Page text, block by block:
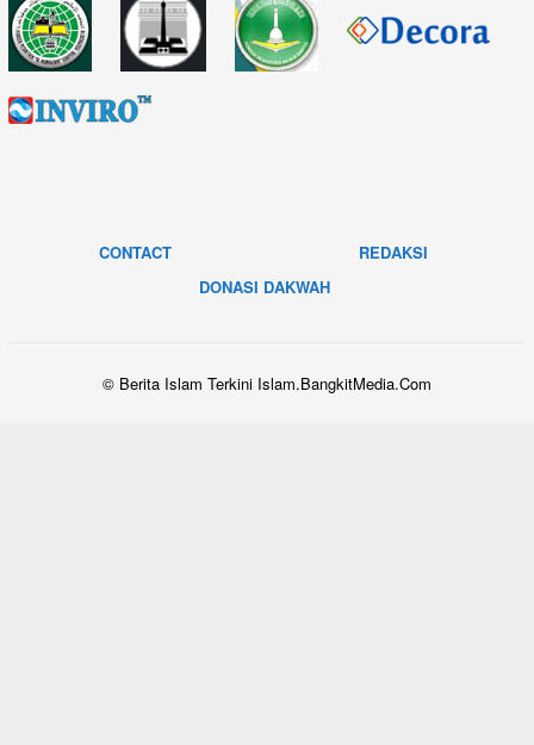
CONTACT
REDAKSI
DONASI DAKWAH
© Berita Islam Terkini Islam.BangkitMedia.Com